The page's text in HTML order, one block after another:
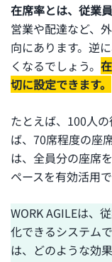
在席率とは、従業
営業や配達など、
向にあります。逆
くなるでしょう。
切に設定できます。
たとえば、100人
ば、70席程度の座
は、全員分の座席
ペースを有効活用で
WORK AGILEは、
化できるシステム
は、どのような効